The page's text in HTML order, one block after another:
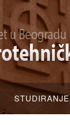
STUDIRANJE